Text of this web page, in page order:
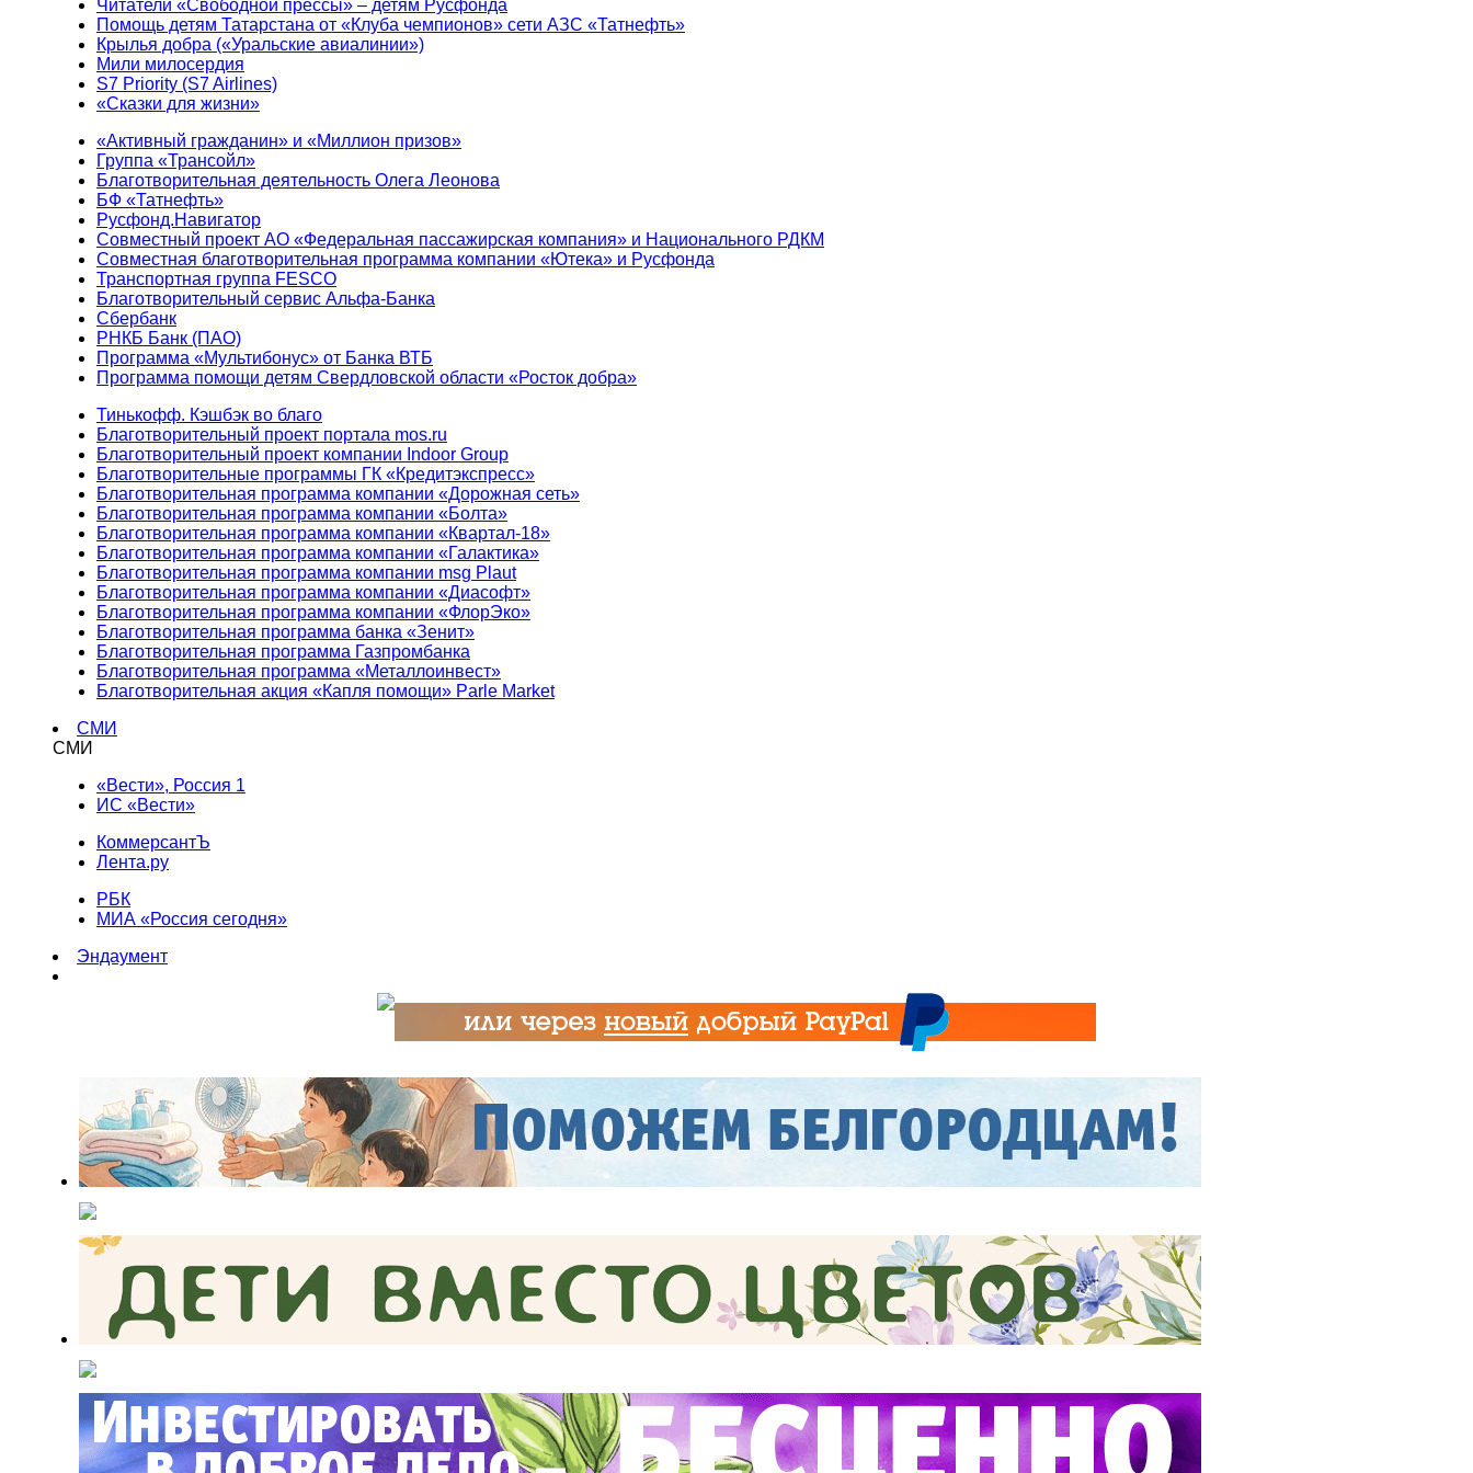
Читатели «Свободной прессы» – детям Русфонда
Помощь детям Татарстана от «Клуба чемпионов» сети АЗС «Татнефть»
Крылья добра («Уральские авиалинии»)
Мили милосердия
S7 Priority (S7 Airlines)
«Сказки для жизни»
«Активный гражданин» и «Миллион призов»
Группа «Трансойл»
Благотворительная деятельность Олега Леонова
БФ «Татнефть»
Русфонд.Навигатор
Совместный проект АО «Федеральная пассажирская компания» и Национального РДКМ
Совместная благотворительная программа компании «Ютека» и Русфонда
Транспортная группа FESCO
Благотворительный сервис Альфа-Банка
Сбербанк
РНКБ Банк (ПАО)
Программа «Мультибонус» от Банка ВТБ
Программа помощи детям Свердловской области «Росток добра»
Тинькофф. Кэшбэк во благо
Благотворительный проект портала mos.ru
Благотворительный проект компании Indoor Group
Благотворительные программы ГК «Кредитэкспресс»
Благотворительная программа компании «Дорожная сеть»
Благотворительная программа компании «Болта»
Благотворительная программа компании «Квартал-18»
Благотворительная программа компании «Галактика»
Благотворительная программа компании msg Plaut
Благотворительная программа компании «Диасофт»
Благотворительная программа компании «ФлорЭко»
Благотворительная программа банка «Зенит»
Благотворительная программа Газпромбанка
Благотворительная программа «Металлоинвест»
Благотворительная акция «Капля помощи» Parle Market
СМИ
СМИ
«Вести», Россия 1
ИС «Вести»
КоммерсантЪ
Лента.ру
РБК
МИА «Россия сегодня»
Эндаумент